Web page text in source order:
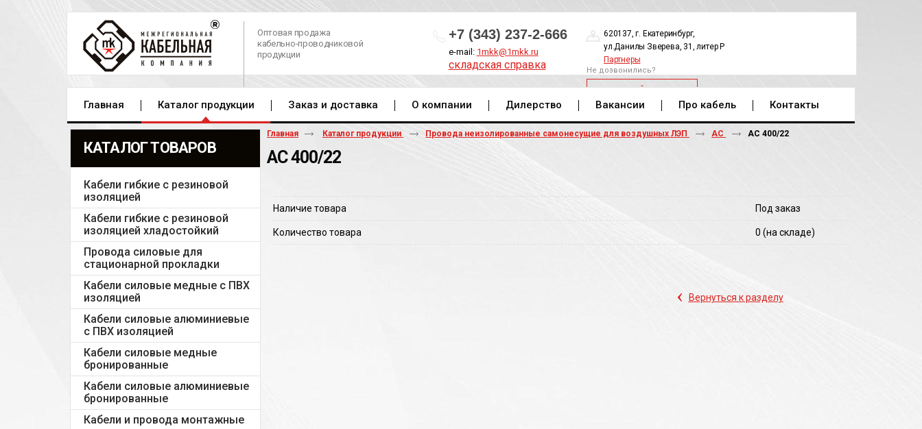
Оптовая продажа
кабельно-проводниковой
продукции
+7 (343) 237-2-666
e-mail: 1mkk@1mkk.ru
складская справка
620137, г. Екатеринбург,
ул.Данилы Зверева, 31, литер Р
Партнеры
Не дозвонились?
ОБРАТНЫЙ ЗВОНОК
Главная Каталог продукции Заказ и доставка О компании Дилерство Вакансии Про кабель Контакты
КАТАЛОГ ТОВАРОВ
Кабели гибкие с резиновой
изоляцией
Кабели гибкие с резиновой
изоляцией хладостойкий
Провода силовые для
стационарной прокладки
Кабели силовые медные с ПВХ
изоляцией
Кабели силовые алюминиевые
с ПВХ изоляцией
Кабели силовые медные
бронированные
Кабели силовые алюминиевые
бронированные
Кабели и провода монтажные
Главная Каталог продукции Провода неизолированные самонесущие для воздушных ЛЭП АС АС 400/22
АС 400/22
Наличие товара Под заказ
Количество товара 0 (на складе)
‹ Вернуться к разделу